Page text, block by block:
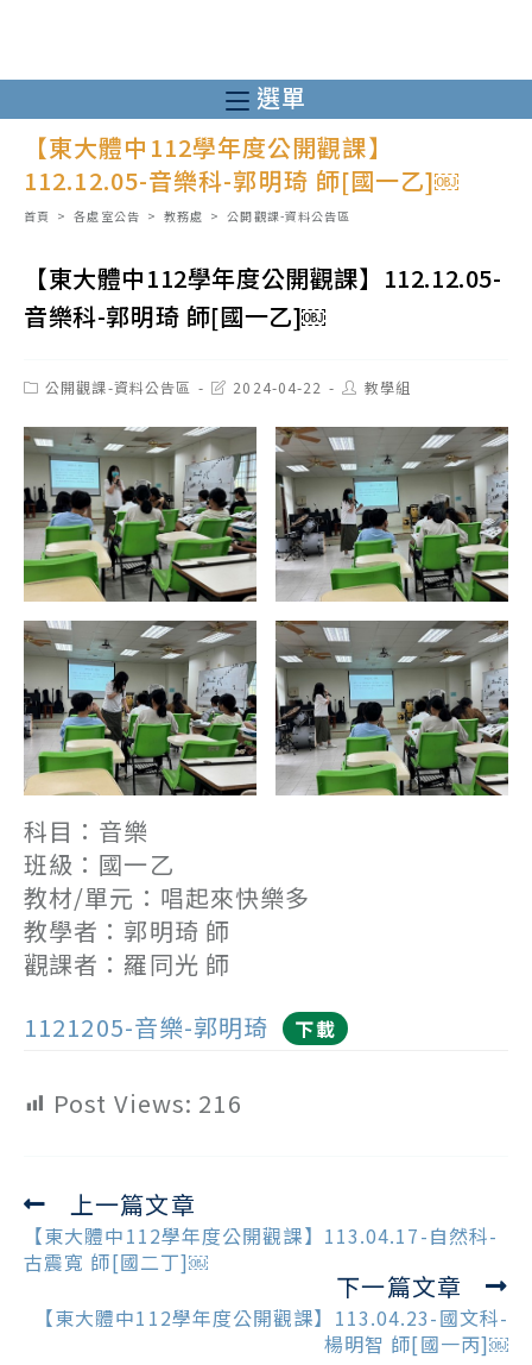
至
主
選單
【東大體中112學年度公開觀課】
112.12.05-音樂科-郭明琦 師[國一乙]￼
首頁 > 各處室公告 > 教務處 > 公開觀課-資料公告區
【東大體中112學年度公開觀課】112.12.05-
音樂科-郭明琦 師[國一乙]￼
Post公開觀課-資料公告區
Post2024-04-22
Post教學組
科目：音樂
班級：國一乙
教材/單元：唱起來快樂多
教學者：郭明琦 師
觀課者：羅同光 師
1121205-音樂-郭明琦
下載
Post Views: 216
Read
more
articles
上一篇文章
【東大體中112學年度公開觀課】113.04.17-自然科-
古震寬 師[國二丁]￼
下一篇文章
【東大體中112學年度公開觀課】113.04.23-國文科-
楊明智 師[國一丙]￼